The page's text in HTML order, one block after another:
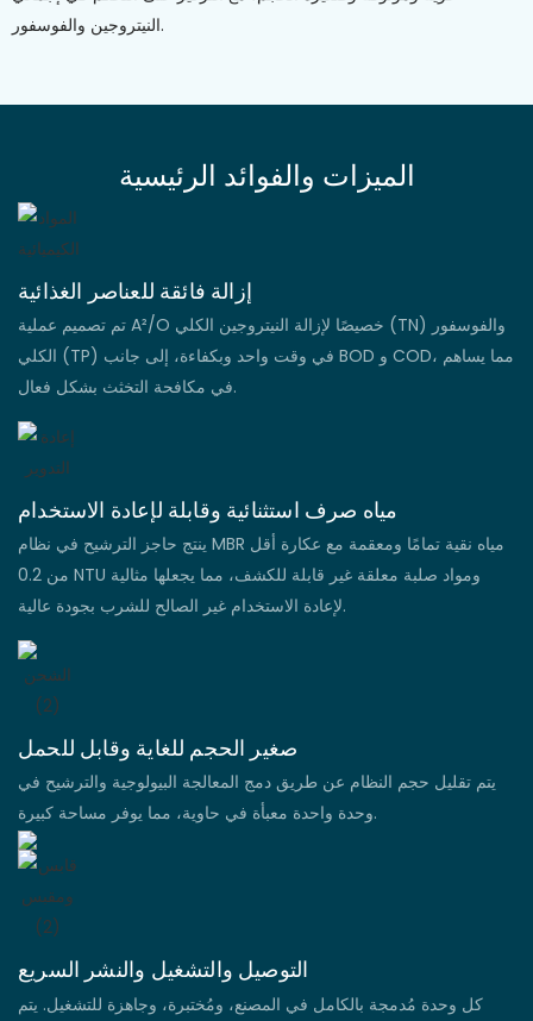
النيتروجين والفوسفور.
الميزات والفوائد الرئيسية
إزالة فائقة للعناصر الغذائية
تم تصميم عملية A²/O خصيصًا لإزالة النيتروجين الكلي (TN) والفوسفور
الكلي (TP) في وقت واحد وبكفاءة، إلى جانب BOD و COD، مما يساهم
في مكافحة التخثث بشكل فعال.
مياه صرف استثنائية وقابلة لإعادة الاستخدام
ينتج حاجز الترشيح في نظام MBR مياه نقية تمامًا ومعقمة مع عكارة أقل
من 0.2 NTU ومواد صلبة معلقة غير قابلة للكشف، مما يجعلها مثالية
لإعادة الاستخدام غير الصالح للشرب بجودة عالية.
صغير الحجم للغاية وقابل للحمل
يتم تقليل حجم النظام عن طريق دمج المعالجة البيولوجية والترشيح في
وحدة واحدة معبأة في حاوية، مما يوفر مساحة كبيرة.
التوصيل والتشغيل والنشر السريع
كل وحدة مُدمجة بالكامل في المصنع، ومُختبرة، وجاهزة للتشغيل. يتم